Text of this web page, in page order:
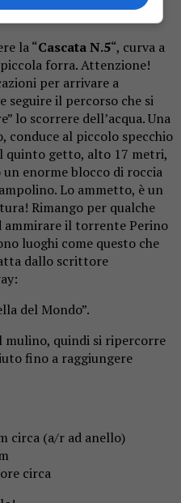
la “Cascata N.5“, curva a
forra. Attenzione!
per arrivare a
seguire il percorso che si
lo scorrere dell’acqua. Una
conduce al piccolo specchio
quinto getto, alto 17 metri,
enorme blocco di roccia
Lo ammetto, è un
Rimango per qualche
ammirare il torrente Perino
luoghi come questo che
dallo scrittore
del Mondo”.
mulino, quindi si ripercorre
fino a raggiungere
circa (a/r ad anello)
circa